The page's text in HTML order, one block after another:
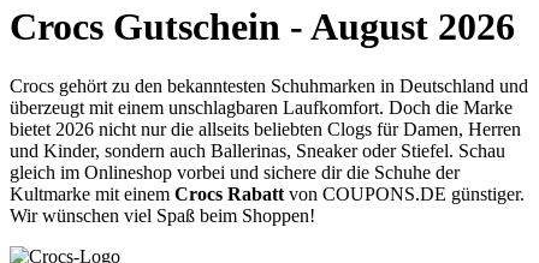
Crocs Gutschein - August 2026
Crocs gehört zu den bekanntesten Schuhmarken in Deutschland und
überzeugt mit einem unschlagbaren Laufkomfort. Doch die Marke
bietet 2026 nicht nur die allseits beliebten Clogs für Damen, Herren
und Kinder, sondern auch Ballerinas, Sneaker oder Stiefel. Schau
gleich im Onlineshop vorbei und sichere dir die Schuhe der
Kultmarke mit einem Crocs Rabatt von COUPONS.DE günstiger.
Wir wünschen viel Spaß beim Shoppen!